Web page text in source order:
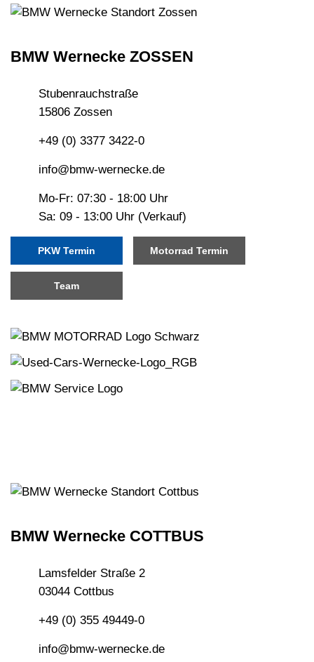
BMW Wernecke ZOSSEN
Stubenrauchstraße
15806 Zossen
+49 (0) 3377 3422-0
info@bmw-wernecke.de
Mo-Fr: 07:30 - 18:00 Uhr
Sa: 09 - 13:00 Uhr (Verkauf)
PKW Termin Motorrad Termin
Team
BMW Wernecke COTTBUS
Lamsfelder Straße 2
03044 Cottbus
+49 (0) 355 49449-0
info@bmw-wernecke.de